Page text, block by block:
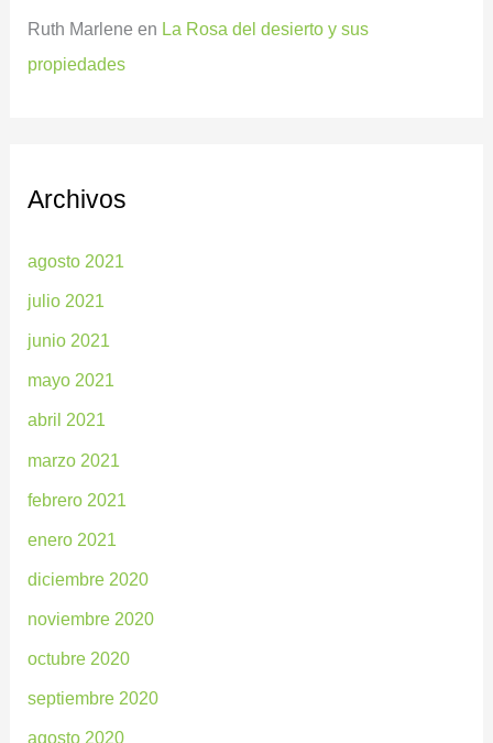
Ruth Marlene en La Rosa del desierto y sus
propiedades
Archivos
agosto 2021
julio 2021
junio 2021
mayo 2021
abril 2021
marzo 2021
febrero 2021
enero 2021
diciembre 2020
noviembre 2020
octubre 2020
septiembre 2020
agosto 2020